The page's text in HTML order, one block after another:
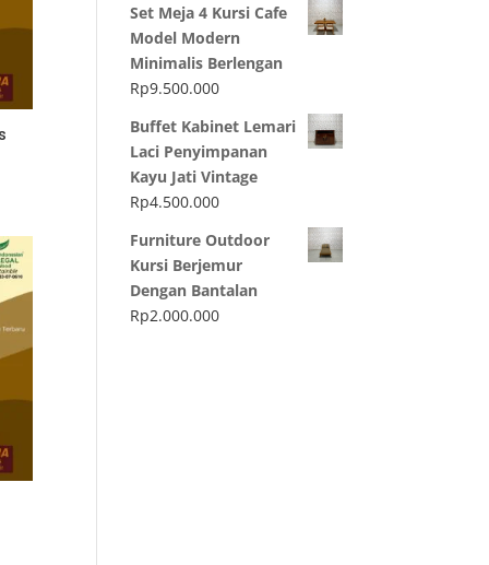
Set Meja 4 Kursi Cafe
Model Modern
Minimalis Berlengan
Rp9.500.000
Buffet Kabinet Lemari
Laci Penyimpanan
Kayu Jati Vintage
Rp4.500.000
Furniture Outdoor
Kursi Berjemur
Dengan Bantalan
Rp2.000.000